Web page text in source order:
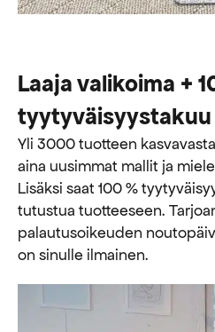
Laaja valikoima +
tyytyväisyystakuu
Yli 3000 tuotteen
aina uusimmat mallit ja
Lisäksi saat 100 %
tutustua tuotteeseen.
palautusoikeuden
on sinulle ilmainen.